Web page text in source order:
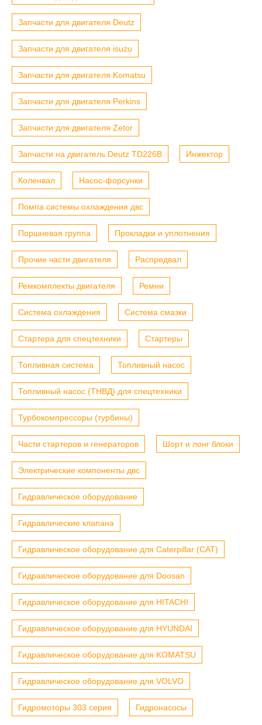
Запчасти для двигателя Deutz
Запчасти для двигателя isuzu
Запчасти для двигателя Komatsu
Запчасти для двигателя Perkins
Запчасти для двигателя Zetor
Запчасти на двигатель Deutz TD226B Инжектор
Коленвал Насос-форсунки
Помпа системы охлаждения двс
Поршневая группа Прокладки и уплотнения
Прочие части двигателя Распредвал
Ремкомплекты двигателя Ремни
Система охлаждения Система смазки
Стартера для спецтехники Стартеры
Топливная система Топливный насос
Топливный насос (ТНВД) для спецтехники
Турбокомпрессоры (турбины)
Части стартеров и генераторов Шорт и лонг блоки
Электрические компоненты двс
Гидравлическое оборудование
Гидравлические клапана
Гидравлическое оборудование для Caterpillar (CAT)
Гидравлическое оборудование для Doosan
Гидравлическое оборудование для HITACHI
Гидравлическое оборудование для HYUNDAI
Гидравлическое оборудование для KOMATSU
Гидравлическое оборудование для VOLVO
Гидромоторы 303 серия Гидронасосы